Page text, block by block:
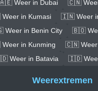
Weer in Dubai
🇨🇳 Weer
in Kumasi
🇮🇳 Weer
in Benin City
🇧🇴
in Kunming
🇨🇳 Weer
Weer in Batavia
🇮🇩
Weerextremen